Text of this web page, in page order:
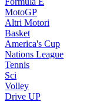
MotoGP
Altri Motori
Basket
America's Cup
Nations League
Tennis
Sci
Volley
Drive UP